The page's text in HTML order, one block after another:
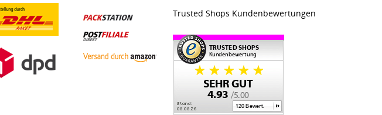
Trusted Shops Kundenbewertungen